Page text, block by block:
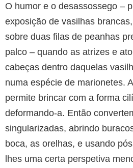
O humor e o desassossego –
exposição de vasilhas
sobre duas filas de peanhas
palco – quando as atrizes e
cabeças dentro daquelas
numa espécie de marionetes.
permite brincar com a forma
deformando-a. Então
singularizadas, abrindo
boca, as orelhas, e usando
lhes uma certa perspetiva